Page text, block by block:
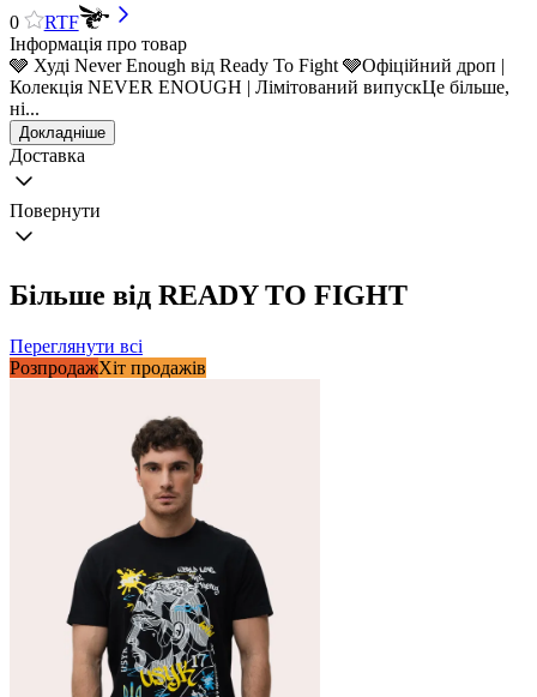
0
RTF
Інформація про товар
🩶 Худі Never Enough від Ready To Fight 🩶Офіційний дроп |
Колекція NEVER ENOUGH | Лімітований випускЦе більше,
ні...
Докладніше
Доставка
Повернути
Більше від READY TO FIGHT
Переглянути всі
РозпродажХіт продажів